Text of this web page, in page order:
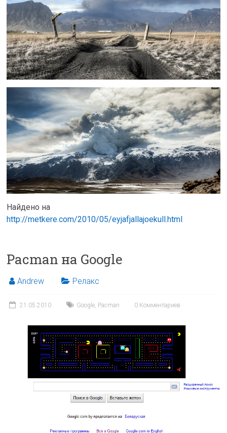
Найдено на
http://metkere.com/2010/05/eyjafjallajoekull.html
Pacman на Google
Andrew Релакс
21.05.2010 Google, Pacman 0 Комментариев